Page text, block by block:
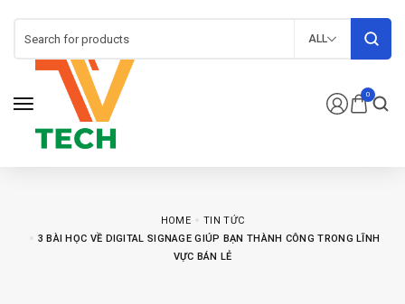
0
ALL
HOME
TIN TỨC
3 BÀI HỌC VỀ DIGITAL SIGNAGE GIÚP BẠN THÀNH CÔNG TRONG LĨNH
VỰC BÁN LẺ